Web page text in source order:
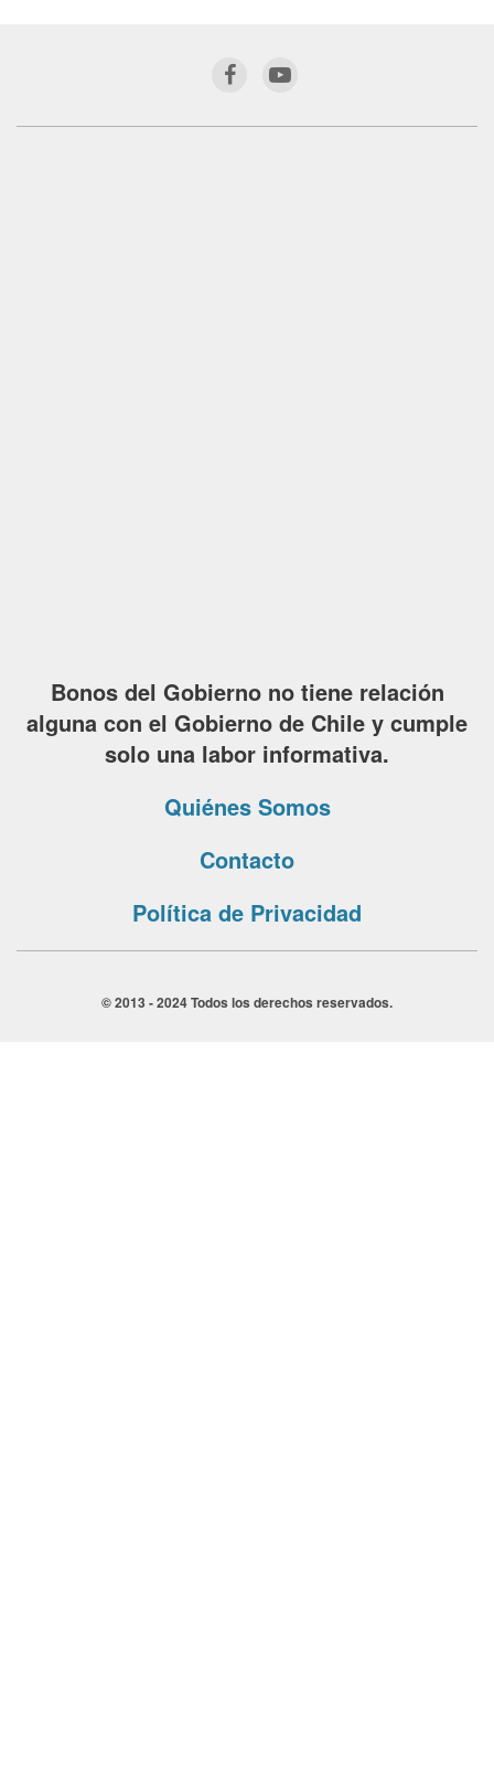
Bonos del Gobierno no tiene relación
alguna con el Gobierno de Chile y cumple
solo una labor informativa.
Quiénes Somos
Contacto
Política de Privacidad
© 2013 - 2024 Todos los derechos reservados.